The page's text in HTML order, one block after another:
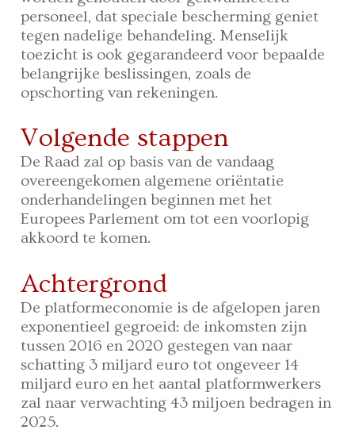
personeel, dat speciale bescherming geniet
tegen nadelige behandeling. Menselijk
toezicht is ook gegarandeerd voor bepaalde
belangrijke beslissingen, zoals de
opschorting van rekeningen.
Volgende stappen
De Raad zal op basis van de vandaag
overeengekomen algemene oriëntatie
onderhandelingen beginnen met het
Europees Parlement om tot een voorlopig
akkoord te komen.
Achtergrond
De platformeconomie is de afgelopen jaren
exponentieel gegroeid: de inkomsten zijn
tussen 2016 en 2020 gestegen van naar
schatting 3 miljard euro tot ongeveer 14
miljard euro en het aantal platformwerkers
zal naar verwachting 43 miljoen bedragen in
2025.